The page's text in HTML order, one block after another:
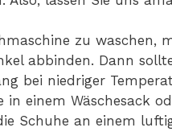
zu waschen,
abbinden. Dann
bei niedriger
einem Wäschesack
Schuhe an einem